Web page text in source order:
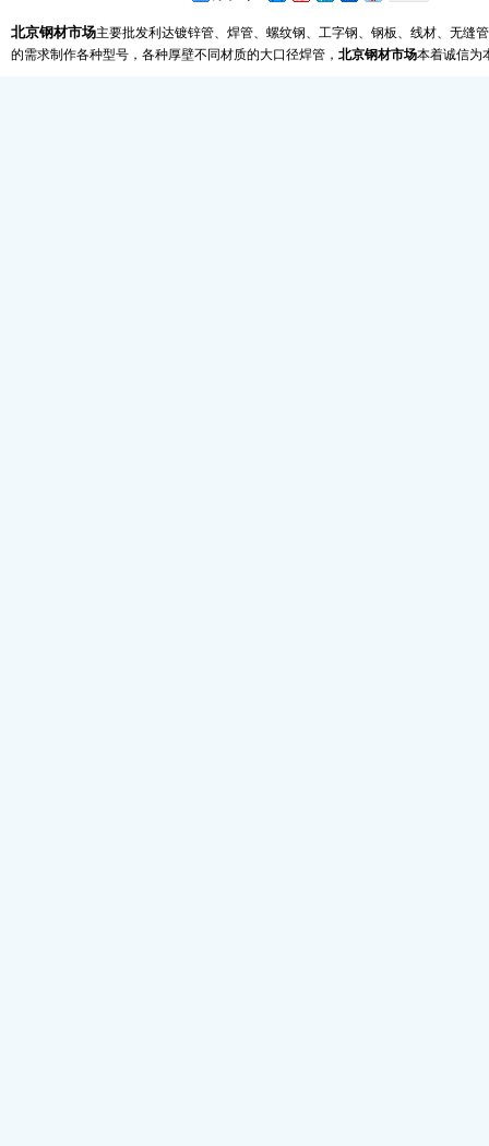
北京钢材市场主要批发利达镀锌管、焊管、螺纹钢、工字钢、钢板、线材、无缝
的需求制作各种型号，各种厚壁不同材质的大口径焊管， 北京钢材市场本着诚信为